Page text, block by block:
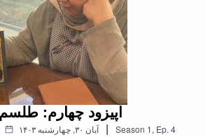
4. اپیزود چهارم:
۱۴۰۳ آبان ۳۰, چهارشنبه | Season 1, Ep. 4